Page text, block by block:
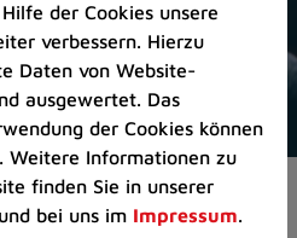
Pressemitteilungen
der Cookies unsere
verbessern. Hierzu
Daten von Website-
ausgewertet. Das
der Cookies können
Weitere Informationen zu
finden Sie in unserer
und bei uns im Impressum.